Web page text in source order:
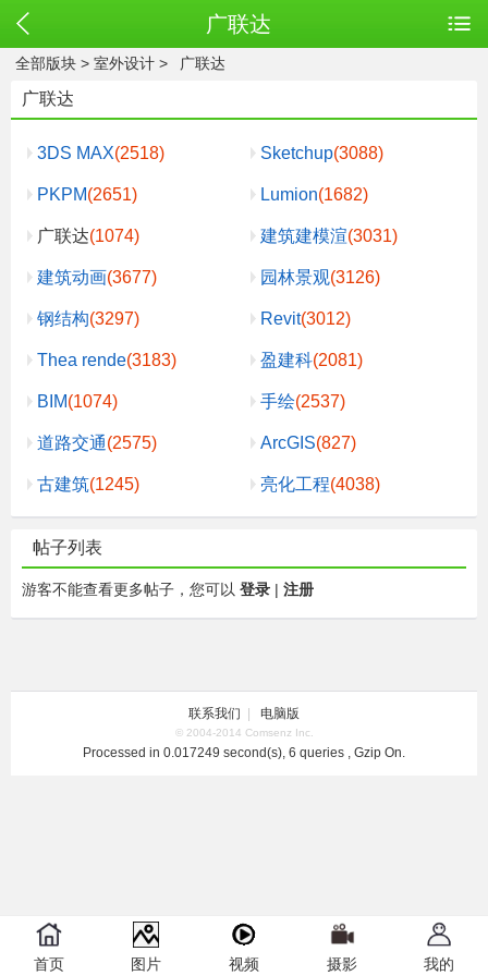
广联达
全部版块 > 室外设计 > 广联达
广联达
3DS MAX(2518) Sketchup(3088)
PKPM(2651) Lumion(1682)
广联达(1074) 建筑建模渲(3031)
建筑动画(3677) 园林景观(3126)
钢结构(3297) Revit(3012)
Thea rende(3183) 盈建科(2081)
BIM(1074) 手绘(2537)
道路交通(2575) ArcGIS(827)
古建筑(1245) 亮化工程(4038)
帖子列表
游客不能查看更多帖子，您可以 登录 | 注册
联系我们 电脑版
© 2004-2014 Comsenz Inc.
Processed in 0.017249 second(s), 6 queries , Gzip On.
首页 图片 视频 摄影 我的